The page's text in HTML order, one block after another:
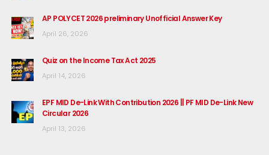
AP POLYCET 2026 preliminary Unofficial Answer Key
April 26, 2026
Quiz on the Income Tax Act 2025
April 14, 2026
EPF MID De-Link With Contribution 2026 || PF MID De-Link New
Circular 2026
April 13, 2026